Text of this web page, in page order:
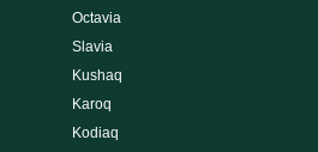
Octavia
Slavia
Kushaq
Karoq
Kodiaq